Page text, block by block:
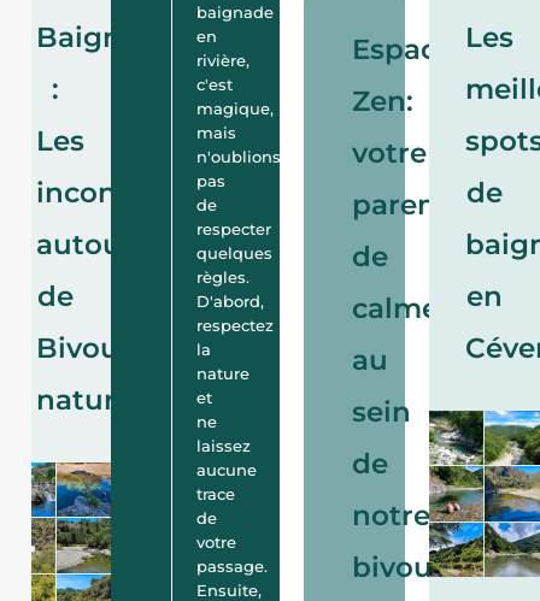
Baignades
:
Les
incontournables
autour
de
Bivouac
nature
baignade
en
rivière,
c'est
magique,
mais
n'oublions
pas
de
respecter
quelques
règles.
D'abord,
respectez
la
nature
et
ne
laissez
aucune
trace
de
votre
passage.
Ensuite,
Espace
Zen:
votre
parenthèse
de
calme
au
sein
de
notre
bivouac
Les
de
en